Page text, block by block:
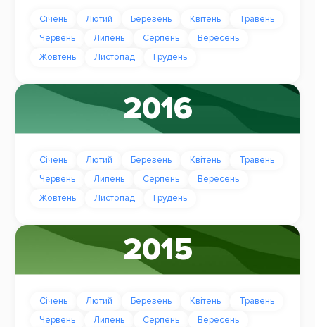
Січень Лютий Березень Квітень
Травень
Червень
Липень Серпень
Вересень
Жовтень
Листопад Грудень
2016
Січень Лютий Березень Квітень
Травень
Червень
Липень Серпень
Вересень
Жовтень
Листопад Грудень
2015
Січень Лютий Березень Квітень
Травень
Червень
Липень Серпень
Вересень